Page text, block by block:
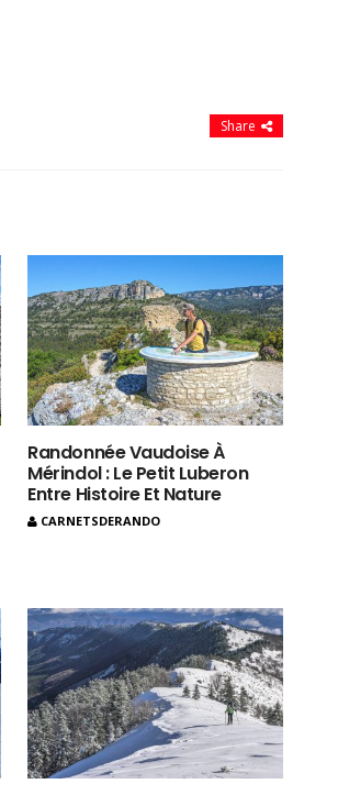
Share
Randonnée Vaudoise À
Mérindol : Le Petit Luberon
Entre Histoire Et Nature
CARNETSDERANDO